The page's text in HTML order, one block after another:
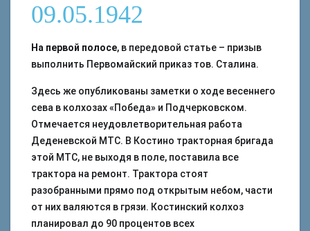
09.05.1942
На первой полосе, в передовой статье – призыв
выполнить Первомайский приказ тов. Сталина.
Здесь же опубликованы заметки о ходе весеннего
сева в колхозах «Победа» и Подчерковском.
Отмечается неудовлетворительная работа
Деденевской МТС. В Костино тракторная бригада
этой МТС, не выходя в поле, поставила все
трактора на ремонт. Трактора стоят
разобранными прямо под открытым небом, части
от них валяются в грязи. Костинский колхоз
планировал до 90 процентов всех